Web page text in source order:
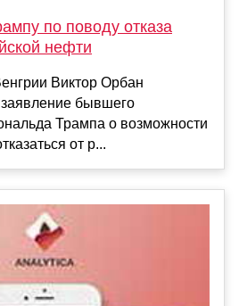
по поводу отказа
нефти
Виктор Орбан
бывшего
Трампа о возможности
от р...